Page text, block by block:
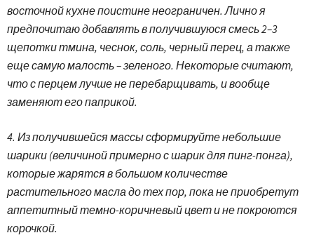
восточной кухне поистине неограничен. Лично я
предпочитаю добавлять в получившуюся смесь 2–3
щепотки тмина, чеснок, соль, черный перец, а также
еще самую малость – зеленого. Некоторые считают,
что с перцем лучше не перебарщивать, и вообще
заменяют его паприкой.
4. Из получившейся массы сформируйте небольшие
шарики (величиной примерно с шарик для пинг-понга),
которые жарятся в большом количестве
растительного масла до тех пор, пока не приобретут
аппетитный темно-коричневый цвет и не покроются
корочкой.